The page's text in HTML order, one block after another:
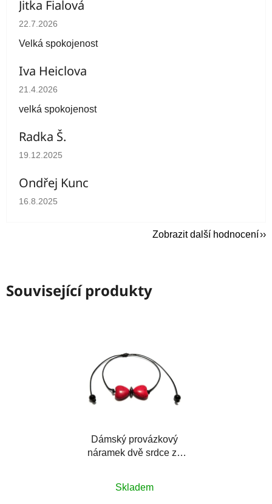
Jitka Fialová
Hodnocení obchodu je 5 z 5 hvězdiček.
22.7.2026
Velká spokojenost
Iva Heiclova
Hodnocení obchodu je 5 z 5 hvězdiček.
21.4.2026
velká spokojenost
Radka Š.
Hodnocení obchodu je 5 z 5 hvězdiček.
19.12.2025
Ondřej Kunc
Hodnocení obchodu je 5 z 5 hvězdiček.
16.8.2025
Zobrazit další hodnocení
Související produkty
Dámský provázkový
náramek dvě srdce ze
hodnocení
Skladem